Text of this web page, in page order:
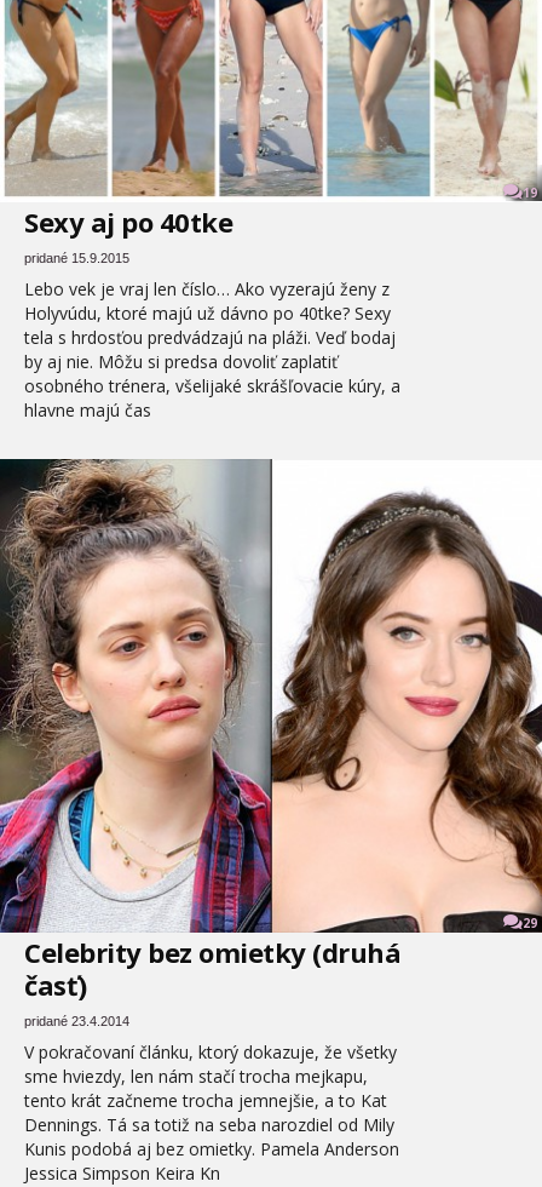
19
Sexy aj po 40tke
pridané 15.9.2015
Lebo vek je vraj len číslo… Ako vyzerajú ženy z
Holyvúdu, ktoré majú už dávno po 40tke? Sexy
tela s hrdosťou predvádzajú na pláži. Veď bodaj
by aj nie. Môžu si predsa dovoliť zaplatiť
osobného trénera, všelijaké skrášľovacie kúry, a
hlavne majú čas
29
Celebrity bez omietky (druhá
časť)
pridané 23.4.2014
V pokračovaní článku, ktorý dokazuje, že všetky
sme hviezdy, len nám stačí trocha mejkapu,
tento krát začneme trocha jemnejšie, a to Kat
Dennings. Tá sa totiž na seba narozdiel od Mily
Kunis podobá aj bez omietky. Pamela Anderson
Jessica Simpson Keira Kn